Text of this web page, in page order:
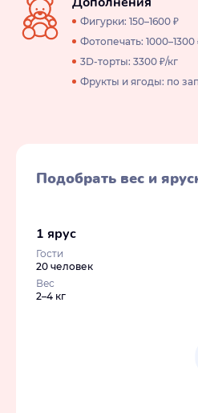
Фигурки: 150–1600 ₽
Фотопечать: 1000–1300
3D-торты: 3300 ₽/кг
Фрукты и ягоды: по
Подобрать вес и
1 ярус
Гости
20 человек
Вес
2–4 кг